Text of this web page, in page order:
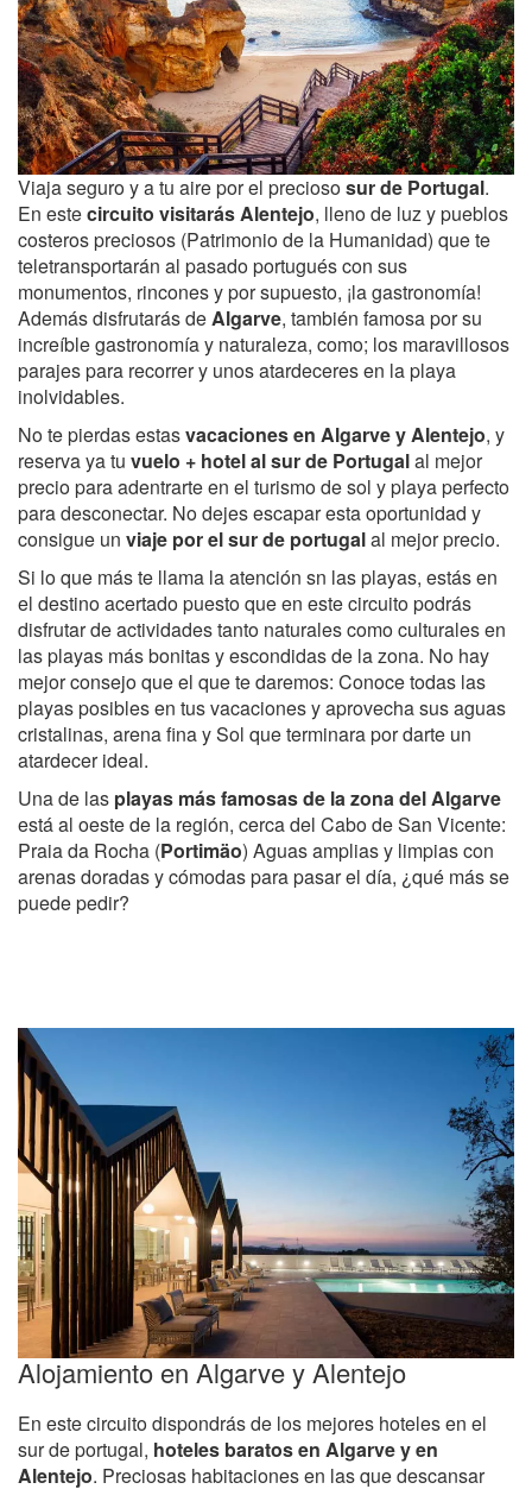
Viaja seguro y a tu aire por el preciososur de Portugal.
En estecircuito visitarás Alentejo, lleno de luz y pueblos
costeros preciosos (Patrimonio de la Humanidad) que te
teletransportarán al pasado portugués con sus
monumentos, rincones y por supuesto, ¡la gastronomía!
Además disfrutarás deAlgarve, también famosa por su
increíble gastronomía y naturaleza, como; los maravillosos
parajes para recorrer y unos atardeceres en la playa
inolvidables.
No te pierdas estasvacaciones en Algarve y Alentejo, y
reserva ya tu vuelo + hotel al sur de Portugalal mejor
precio para adentrarte en el turismo de sol y playa perfecto
para desconectar. No dejes escapar esta oportunidad y
consigue un viaje por el sur de portugalal mejor precio.
Si lo que más te llama la atención sn las playas, estás en
el destino acertado puesto que en este circuito podrás
disfrutar de actividades tanto naturales como culturales en
las playas más bonitas y escondidas de la zona. No hay
mejor consejo que el que te daremos: Conoce todas las
playas posibles en tus vacaciones y aprovecha sus aguas
cristalinas, arena fina y Sol que terminara por darte un
atardecer ideal.
Una de las playas más famosas de la zona del Algarve
está al oeste de la región, cerca del Cabo de San Vicente:
Praia da Rocha (Portimäo) Aguas amplias y limpias con
arenas doradas y cómodas para pasar el día, ¿qué más se
puede pedir?
Alojamiento en Algarve y Alentejo
En este circuito dispondrás de los mejores hoteles en el
sur de portugal, hoteles baratos en Algarve y en
Alentejo. Preciosas habitaciones en las que descansar